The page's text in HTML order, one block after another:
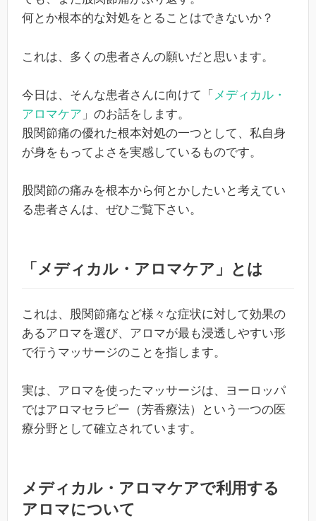
何とか根本的な対処をとることはできないか？
これは、多くの患者さんの願いだと思います。
今日は、そんな患者さんに向けて「 メディカル・
アロマケア 」のお話をします。
股関節痛の優れた根本対処の一つとして、私自身
が身をもってよさを実感しているものです。
股関節の痛みを根本から何とかしたいと考えてい
る患者さんは、ぜひご覧下さい。
「メディカル・アロマケア」とは
これは、股関節痛など様々な症状に対して効果の
あるアロマを選び、アロマが最も浸透しやすい形
で行うマッサージのことを指します。
実は、アロマを使ったマッサージは、ヨーロッパ
ではアロマセラピー（芳香療法）という一つの医
療分野として確立されています。
メディカル・アロマケアで利用する
アロマについて